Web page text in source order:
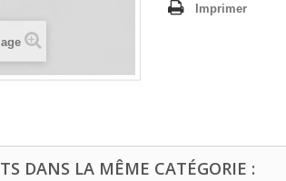
Imprimer
DANS LA MÊME CATÉGORIE :